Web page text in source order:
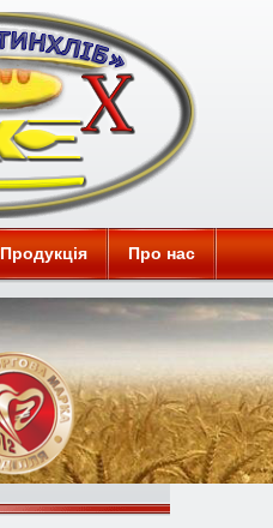
Продукція Про нас